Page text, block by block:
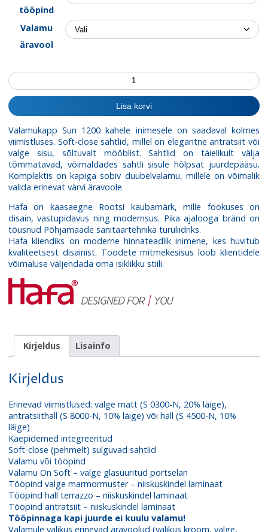
tööpind
Valamu
äravool
Valamukapp
Sun
New
1200
Lisa korvi
Valamukapp Sun 1200 kahele inimesele on saadaval kolmes
viimistluses. Soft-close sahtlid, millel on elegantne antratsiit või
valge sisu, sõltuvalt mööblist. Sahtlid on täielikult välja
tõmmatavad, võimaldades sahtli sisule hõlpsat juurdepääsu.
Komplektis on kapiga sobiv duubelvalamu, millele on võimalik
valida erinevat värvi äravoole.
Hafa on kaasaegne Rootsi kaubamärk, mille fookuses on
disain, vastupidavus ning modernsus. Pika ajalooga bränd on
tõusnud Põhjamaade sanitaartehnika turuliidriks.
Hafa kliendiks on moderne hinnateadlik inimene, kes huvitub
kvaliteetsest disainist. Toodete mitmekesisus loob klientidele
võimaluse väljendada oma isiklikku stiili.
Kirjeldus Lisainfo
Kirjeldus
Erinevad viimistlused: valge matt (S 0300-N, 20% läige),
antratsiithall (S 8000-N, 10% läige) või hall (S 4500-N, 10%
läige)
Käepidemed integreeritud
Soft-close (pehmelt) sulguvad sahtlid
Valamu või tööpind
Valamu On Soft – valge glasuuritud portselan
Tööpind valge marmormuster – niiskuskindel laminaat
Tööpind hall terrazzo – niiskuskindel laminaat
Tööpind antratsiit – niiskuskindel laminaat
Tööpinnaga kapi juurde ei kuulu valamu!
Valamule valikus erinevad äravoolud (valikus kroom, valge,